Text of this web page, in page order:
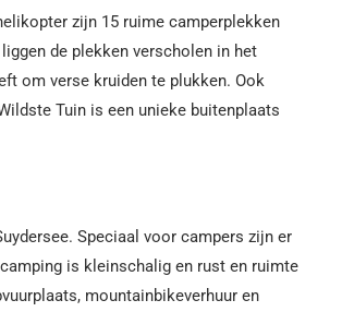
zijn 15 ruime camperplekken
de plekken verscholen in het
om verse kruiden te plukken. Ook
Tuin is een unieke buitenplaats
Speciaal voor campers zijn er
is kleinschalig en rust en ruimte
mountainbikeverhuur en